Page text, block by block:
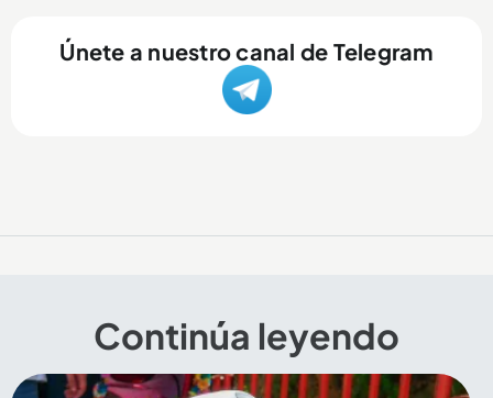
Únete a nuestro canal de Telegram
Continúa leyendo